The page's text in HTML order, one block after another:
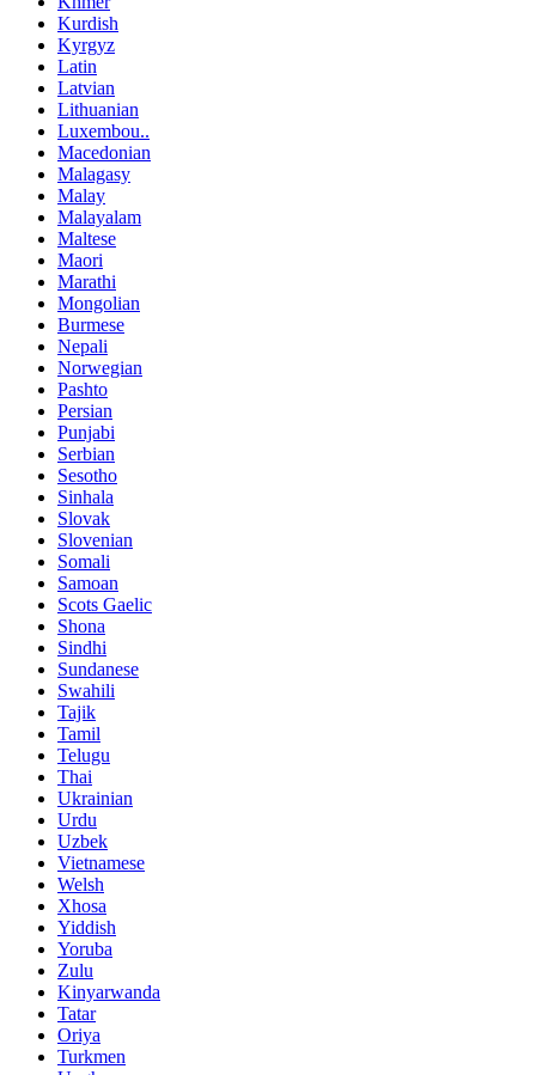
Kurdish
Kyrgyz
Latin
Latvian
Lithuanian
Luxembou..
Macedonian
Malagasy
Malay
Malayalam
Maltese
Maori
Marathi
Mongolian
Burmese
Nepali
Norwegian
Pashto
Persian
Punjabi
Serbian
Sesotho
Sinhala
Slovak
Slovenian
Somali
Samoan
Scots Gaelic
Shona
Sindhi
Sundanese
Swahili
Tajik
Tamil
Telugu
Thai
Ukrainian
Urdu
Uzbek
Vietnamese
Welsh
Xhosa
Yiddish
Yoruba
Zulu
Kinyarwanda
Tatar
Oriya
Turkmen